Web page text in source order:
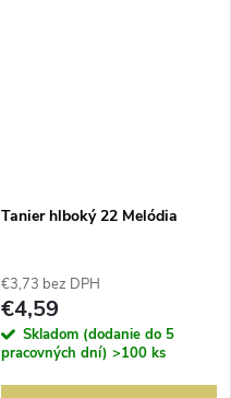
Tanier hlboký 22 Melódia
€3,73 bez DPH
€4,59
Skladom (dodanie do 5
pracovných dní) >100 ks